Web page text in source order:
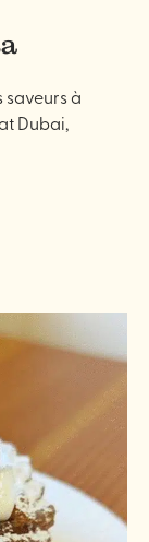
à
Dubai,